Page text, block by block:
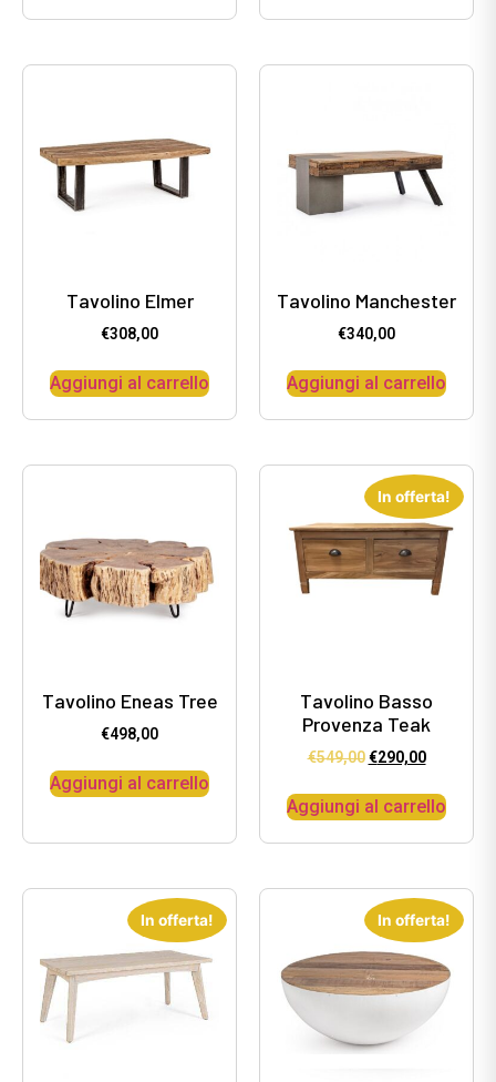
Tavolino Elmer
€308,00
Aggiungi al carrello
Tavolino Manchester
€340,00
Aggiungi al carrello
Tavolino Eneas Tree
€498,00
Aggiungi al carrello
In offerta!
Tavolino Basso
Provenza Teak
€549,00 €290,00
Aggiungi al carrello
In offerta! In offerta!